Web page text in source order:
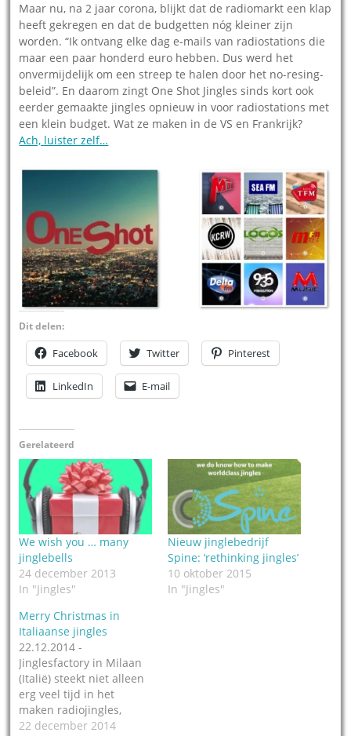
Maar nu, na 2 jaar corona, blijkt dat de radiomarkt een klap
heeft gekregen en dat de budgetten nóg kleiner zijn
worden. “Ik ontvang elke dag e-mails van radiostations die
maar een paar honderd euro hebben. Dus werd het
onvermijdelijk om een streep te halen door het no-resing-
beleid”. En daarom zingt One Shot Jingles sinds kort ook
eerder gemaakte jingles opnieuw in voor radiostations met
een klein budget. Wat ze maken in de VS en Frankrijk?
Ach, luister zelf…
Dit delen:
Facebook Twitter Pinterest
LinkedIn E-mail
Gerelateerd
We wish you … many
jinglebells
24 december 2013
In "Jingles"
Nieuw jinglebedrijf
Spine: ‘rethinking jingles’
10 oktober 2015
In "Jingles"
Merry Christmas in
Italiaanse jingles
22.12.2014 -
Jinglesfactory in Milaan
(Italië) steekt niet alleen
erg veel tijd in het
maken radiojingles,
maar ook in het maken
22 december 2014